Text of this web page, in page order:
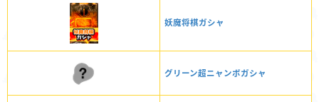
妖魔将棋ガシャ
グリーン超ニャンボガシャ